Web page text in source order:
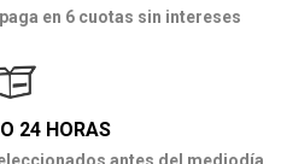
en 6 cuotas sin intereses
24 HORAS